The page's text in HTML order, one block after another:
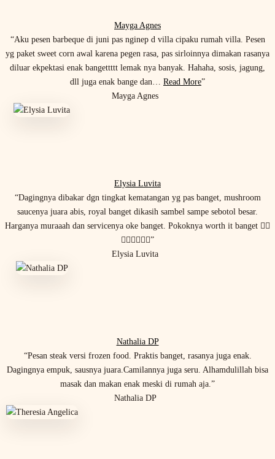
Mayga Agnes
“Aku pesen barbeque di juni pas nginep d villa cipaku rumah villa. Pesen
yg paket sweet corn awal karena pegen rasa, pas sirloinnya dimakan rasanya
diluar ekpektasi enak bangettttt lemak nya banyak. Hahaha, sosis, jagung,
dll juga enak bange dan… Read More”
Mayga Agnes
Elysia Luvita
“Dagingnya dibakar dgn tingkat kematangan yg pas banget, mushroom
saucenya juara abis, royal banget dikasih sambel sampe sebotol besar.
Harganya muraaah dan servicenya oke banget. Pokoknya worth it banget 👌🏻
👌🏻👌🏻👌🏻”
Elysia Luvita
Nathalia DP
“Pesan steak versi frozen food. Praktis banget, rasanya juga enak.
Dagingnya empuk, sausnya juara.Camilannya juga seru. Alhamdulillah bisa
masak dan makan enak meski di rumah aja.”
Nathalia DP